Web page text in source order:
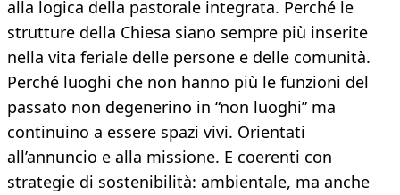
alla logica della pastorale integrata. Perché le
strutture della Chiesa siano sempre più inserite
nella vita feriale delle persone e delle comunità.
Perché luoghi che non hanno più le funzioni del
passato non degenerino in “non luoghi” ma
continuino a essere spazi vivi. Orientati
all’annuncio e alla missione. E coerenti con
strategie di sostenibilità: ambientale, ma anche